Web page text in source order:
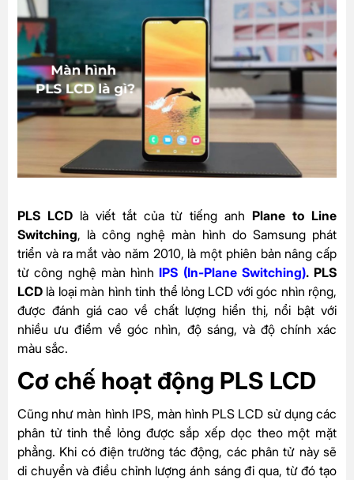
PLS LCDlà viết tắt của từ tiếng anhPlane to Line
Switching, là công nghệ màn hình do Samsung phát
triển và ra mắt vào năm 2010, là một phiên bản nâng cấp
từ công nghệ màn hìnhIPS (In-Plane Switching). PLS
LCD là loại màn hình tinh thể lỏng LCD với góc nhìn rộng,
được đánh giá cao về chất lượng hiển thị, nổi bật với
nhiều ưu điểm về góc nhìn, độ sáng, và độ chính xác
màu sắc.
Cơ chế hoạt động PLS LCD
Cũng như màn hình IPS, màn hình PLS LCD sử dụng các
phân tử tinh thể lỏng được sắp xếp dọc theo một mặt
phẳng. Khi có điện trường tác động, các phân tử này sẽ
di chuyển và điều chỉnh lượng ánh sáng đi qua, từ đó tạo